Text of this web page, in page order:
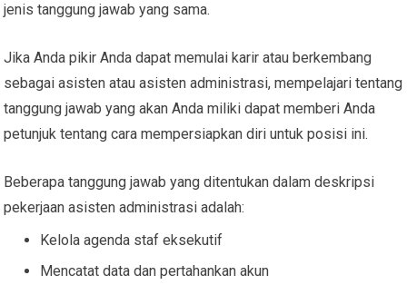
jenis tanggung jawab yang sama.
Jika Anda pikir Anda dapat memulai karir atau berkembang
sebagai asisten atau asisten administrasi, mempelajari tentang
tanggung jawab yang akan Anda miliki dapat memberi Anda
petunjuk tentang cara mempersiapkan diri untuk posisi ini.
Beberapa tanggung jawab yang ditentukan dalam deskripsi
pekerjaan asisten administrasi adalah:
Kelola agenda staf eksekutif
Mencatat data dan pertahankan akun